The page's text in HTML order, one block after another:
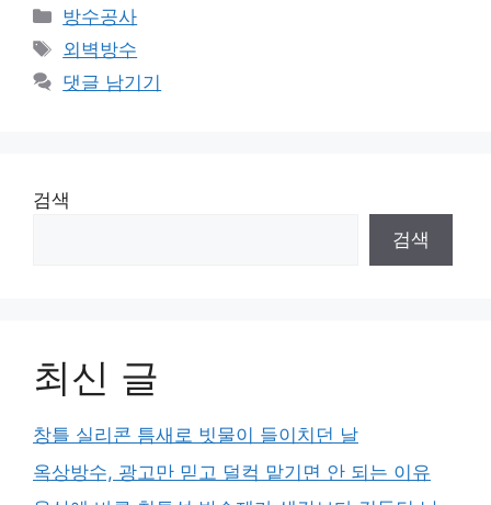
카
테
리
방수공사
태
그
외벽방수
댓글 남기기
검색
검색
최신 글
창틀 실리콘 틈새로 빗물이 들이치던 날
옥상방수, 광고만 믿고 덜컥 맡기면 안 되는 이유